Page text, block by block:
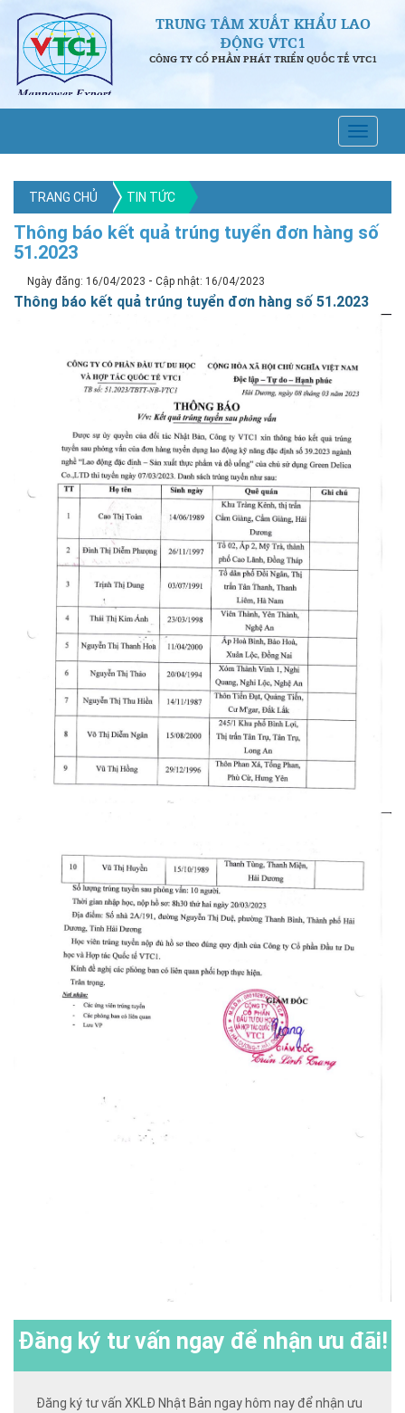
TRUNG TÂM XUẤT KHẨU LAO
ĐỘNG VTC1
CÔNG TY CỔ PHẦN PHÁT TRIỂN QUỐC TẾ VTC1
TRANG CHỦ TIN TỨC
Thông báo kết quả trúng tuyển đơn hàng số
51.2023
Ngày đăng: 16/04/2023 - Cập nhật: 16/04/2023
Thông báo kết quả trúng tuyển đơn hàng số 51.2023
Đăng ký tư vấn ngay để nhận ưu đãi!
Đăng ký tư vấn XKLĐ Nhật Bản ngay hôm nay để nhận ưu